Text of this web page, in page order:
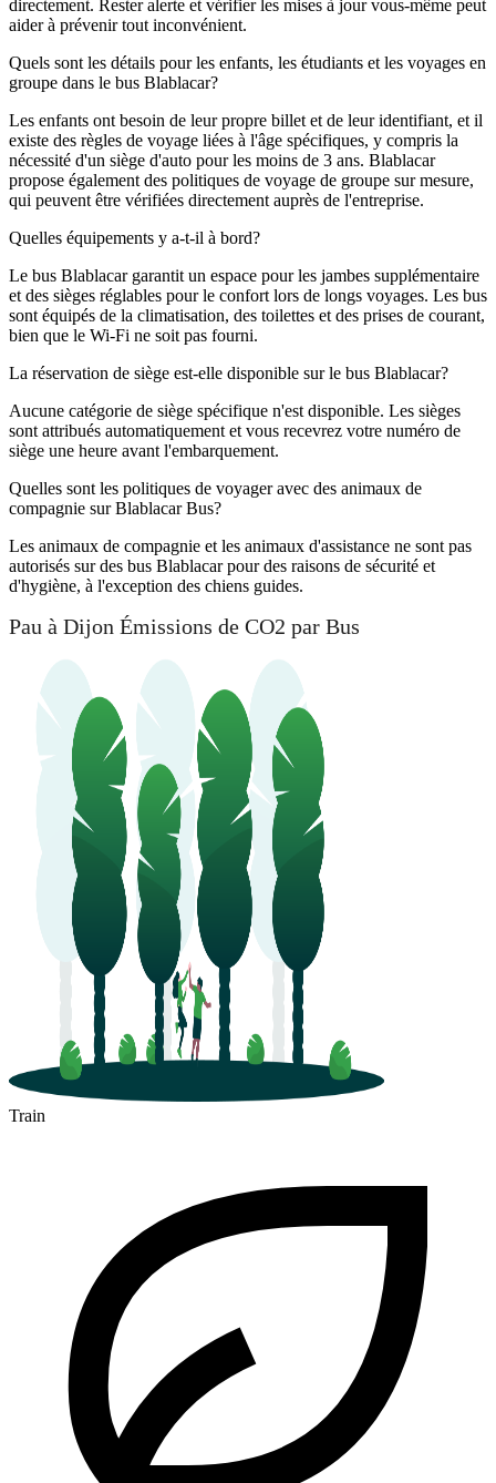
directement. Rester alerte et vérifier les mises à jour vous-même peut
aider à prévenir tout inconvénient.
Quels sont les détails pour les enfants, les étudiants et les voyages en
groupe dans le bus Blablacar?
Les enfants ont besoin de leur propre billet et de leur identifiant, et il
existe des règles de voyage liées à l'âge spécifiques, y compris la
nécessité d'un siège d'auto pour les moins de 3 ans. Blablacar
propose également des politiques de voyage de groupe sur mesure,
qui peuvent être vérifiées directement auprès de l'entreprise.
Quelles équipements y a-t-il à bord?
Le bus Blablacar garantit un espace pour les jambes supplémentaire
et des sièges réglables pour le confort lors de longs voyages. Les bus
sont équipés de la climatisation, des toilettes et des prises de courant,
bien que le Wi-Fi ne soit pas fourni.
La réservation de siège est-elle disponible sur le bus Blablacar?
Aucune catégorie de siège spécifique n'est disponible. Les sièges
sont attribués automatiquement et vous recevrez votre numéro de
siège une heure avant l'embarquement.
Quelles sont les politiques de voyager avec des animaux de
compagnie sur Blablacar Bus?
Les animaux de compagnie et les animaux d'assistance ne sont pas
autorisés sur des bus Blablacar pour des raisons de sécurité et
d'hygiène, à l'exception des chiens guides.
Pau à Dijon Émissions de CO2 par Bus
Train